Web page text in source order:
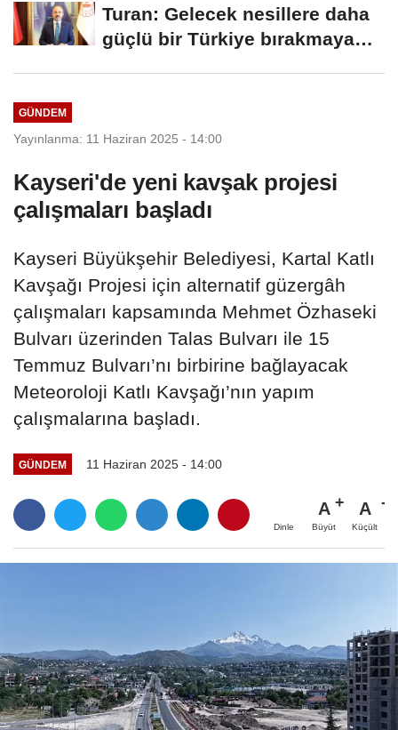
Turan: Gelecek nesillere daha
güçlü bir Türkiye bırakmaya
GÜNDEM
Yayınlanma: 11 Haziran 2025 - 14:00
Kayseri'de yeni kavşak projesi
çalışmaları başladı
Kayseri Büyükşehir Belediyesi, Kartal Katlı
Kavşağı Projesi için alternatif güzergâh
çalışmaları kapsamında Mehmet Özhaseki
Bulvarı üzerinden Talas Bulvarı ile 15
Temmuz Bulvarı’nı birbirine bağlayacak
Meteoroloji Katlı Kavşağı’nın yapım
çalışmalarına başladı.
GÜNDEM 11 Haziran 2025 - 14:00
Dinle
A
Büyüt
A
Küçült